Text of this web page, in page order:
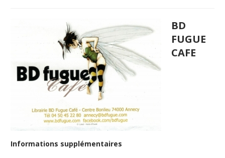
BD
FUGUE
CAFE
Informations supplémentaires